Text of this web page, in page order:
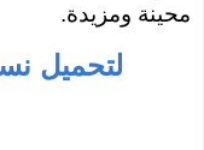
محينة ومزيدة.
لتحميل